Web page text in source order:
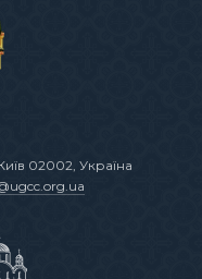
Київ 02002, Україна